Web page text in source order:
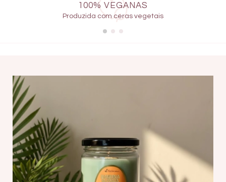
100% VEGANAS
Produzida com ceras vegetais